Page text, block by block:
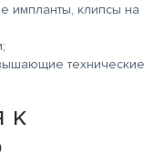
импланты, клипсы на
технические
к